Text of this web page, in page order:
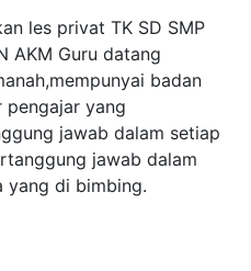
les privat TK SD SMP
AKM Guru datang
badan
pengajar yang
jawab dalam setiap
jawab dalam
yang di bimbing.